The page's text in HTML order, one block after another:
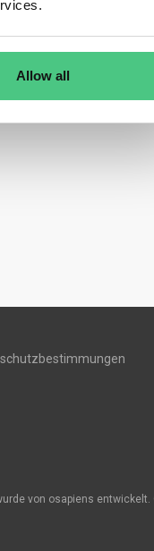
Allow all
Einhaltung von
zwischen Systemen.
von osapiens